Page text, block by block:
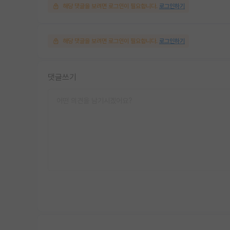
해당 댓글을 보려면 로그인이 필요합니다. 로그인하기
해당 댓글을 보려면 로그인이 필요합니다. 로그인하기
댓글쓰기